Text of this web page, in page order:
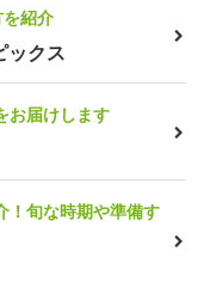
紹介
ックス
お届けします
！旬な時期や準備す